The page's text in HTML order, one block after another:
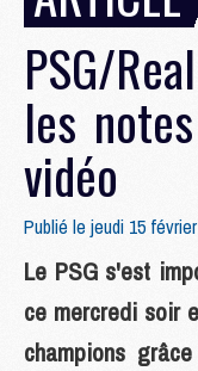
PSG/
les
vidéo
Publié le jeudi 15
Le PSG s'est
ce mercredi soir
champions